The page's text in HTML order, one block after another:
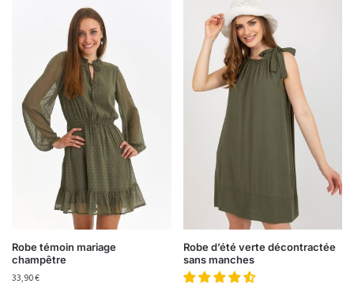
Robe témoin mariage
champêtre
33,90€
Robe d’été verte décontractée
sans manches